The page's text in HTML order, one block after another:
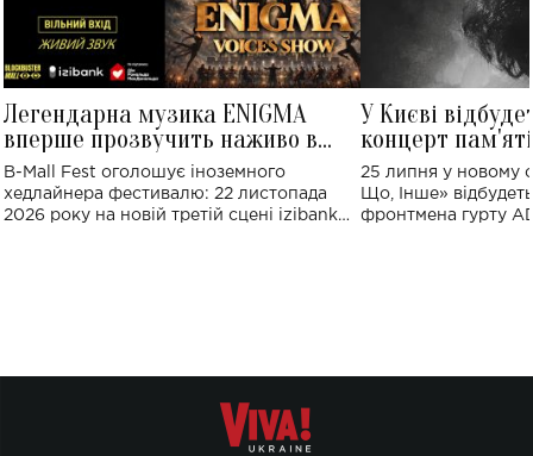
Легендарна музика ENIGMA
вперше прозвучить наживо в
Україні: де відбудеться концерт
B-Mall Fest оголошує іноземного
хедлайнера фестивалю: 22 листопада
2026 року на новій третій сцені izibank
У Києві
концерт
Клименка:
виконають
25 липня у новому
Що, Інше»
фронтмена гурту